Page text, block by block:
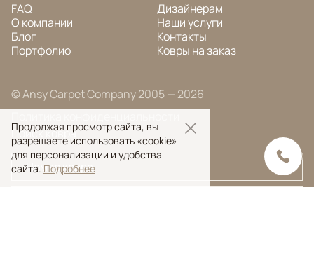
FAQ
О компании
Блог
Портфолио
Дизайнерам
Наши услуги
Контакты
Ковры на заказ
© Ansy Carpet Company 2005 — 2026
Поиск ковра
Продолжая просмотр сайта, вы
разрешаете использовать «cookie»
для персонализации и удобства
сайта. Подробнее